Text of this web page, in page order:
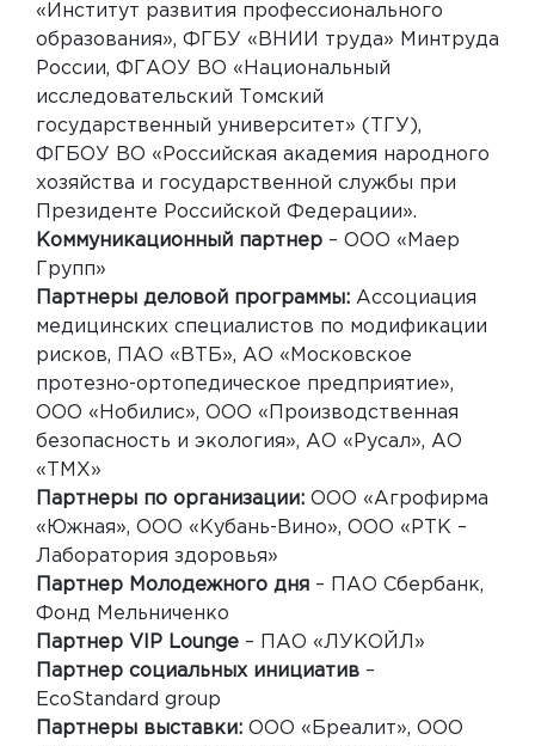
«Институт развития профессионального
образования», ФГБУ «ВНИИ труда» Минтруда
России, ФГАОУ ВО «Национальный
исследовательский Томский
государственный университет» (ТГУ),
ФГБОУ ВО «Российская академия народного
хозяйства и государственной службы при
Президенте Российской Федерации».
Коммуникационный партнер – ООО «Маер
Групп»
Партнеры деловой программы: Ассоциация
медицинских специалистов по модификации
рисков, ПАО «ВТБ», АО «Московское
протезно-ортопедическое предприятие»,
ООО «Нобилис», ООО «Производственная
безопасность и экология», АО «Русал», АО
«ТМХ»
Партнеры по организации: ООО «Агрофирма
«Южная», ООО «Кубань-Вино», ООО «РТК –
Лаборатория здоровья»
Партнер Молодежного дня – ПАО Сбербанк,
Фонд Мельниченко
Партнер VIP Lounge – ПАО «ЛУКОЙЛ»
Партнер социальных инициатив –
EcoStandard group
Партнеры выставки: ООО «Бреалит», ООО